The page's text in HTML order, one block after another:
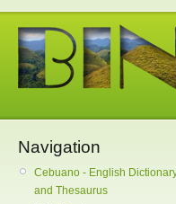
Navigation
Cebuano - English
and Thesaurus